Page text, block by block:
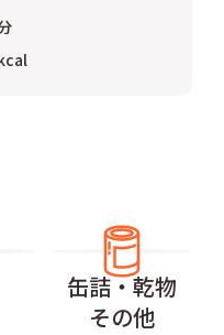
缶詰・乾物
その他